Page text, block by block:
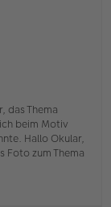
das Thema
beim Motiv
Hallo Okular,
Foto zum Thema